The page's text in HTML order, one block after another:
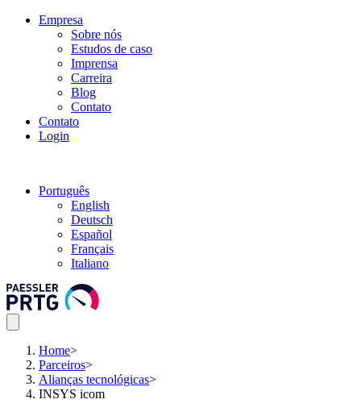
Empresa
Sobre nós
Estudos de caso
Imprensa
Carreira
Blog
Contato
Contato
Login
Português
English
Deutsch
Español
Français
Italiano
Home>
Parceiros>
Alianças tecnológicas>
INSYS icom